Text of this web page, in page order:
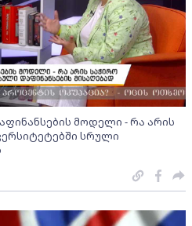
მოდელი - რა არის
სრული